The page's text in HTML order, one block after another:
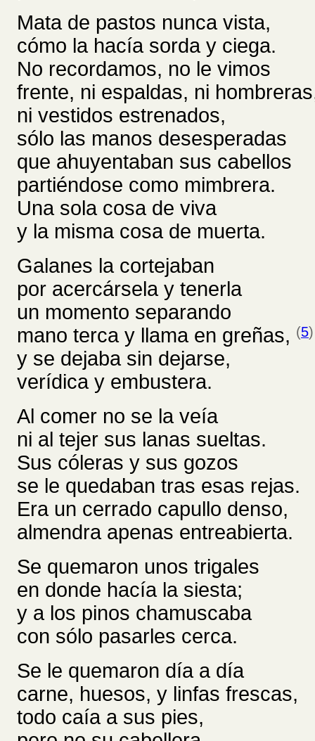
Mata de pastos nunca vista,
cómo la hacía sorda y ciega.
No recordamos, no le vimos
frente, ni espaldas, ni
ni vestidos estrenados,
sólo las manos desesperadas
que ahuyentaban sus cabellos
partiéndose como mimbrera.
Una sola cosa de viva
y la misma cosa de muerta.
Galanes la cortejaban
por acercársela y tenerla
un momento separando
mano terca y llama en greñas, (5)
y se dejaba sin dejarse,
verídica y embustera.
Al comer no se la veía
ni al tejer sus lanas sueltas.
Sus cóleras y sus gozos
se le quedaban tras esas rejas.
Era un cerrado capullo denso,
almendra apenas entreabierta.
Se quemaron unos trigales
en donde hacía la siesta;
y a los pinos chamuscaba
con sólo pasarles cerca.
Se le quemaron día a día
carne, huesos, y linfas frescas,
todo caía a sus pies,